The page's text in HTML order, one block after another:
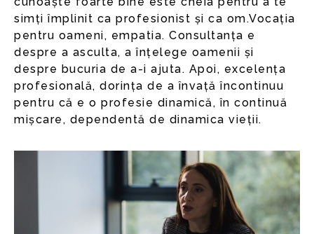
simți împlinit ca profesionist și ca om.Vocația
pentru oameni, empatia. Consultanța e
despre a asculta, a înțelege oamenii și
despre bucuria de a-i ajuta. Apoi, excelența
profesională, dorința de a învață încontinuu
pentru că e o profesie dinamică, în continuă
mișcare, dependentă de dinamica vieții.